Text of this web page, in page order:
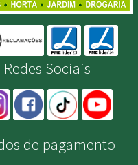
Redes Sociais
de pagamento